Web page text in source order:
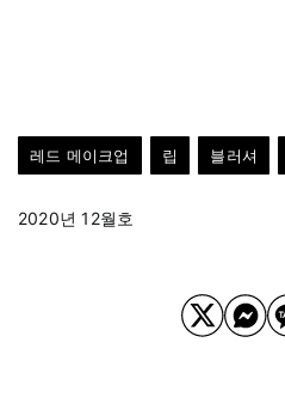
레드 메이크업 립 블러셔
2020년 12월호